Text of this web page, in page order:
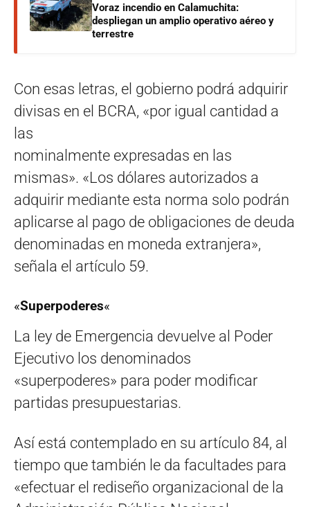
Voraz incendio en Calamuchita:
despliegan un amplio operativo aéreo y
terrestre
Con esas letras, el gobierno podrá adquirir
divisas en el BCRA, «por igual cantidad a
las
nominalmente expresadas en las
mismas». «Los dólares autorizados a
adquirir mediante esta norma solo podrán
aplicarse al pago de obligaciones de deuda
denominadas en moneda extranjera»,
señala el artículo 59.
«Superpoderes«
La ley de Emergencia devuelve al Poder
Ejecutivo los denominados
«superpoderes» para poder modificar
partidas presupuestarias.
Así está contemplado en su artículo 84, al
tiempo que también le da facultades para
«efectuar el rediseño organizacional de la